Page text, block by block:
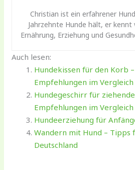
Christian ist ein erfahrener
Jahrzehnte Hunde hält, er kennt
Ernährung, Erziehung und
Auch lesen:
Hundekissen für den Korb
Empfehlungen im Vergleich
Hundegeschirr für
Empfehlungen im Vergleich
Hundeerziehung für
Wandern mit Hund – Tipps
Deutschland